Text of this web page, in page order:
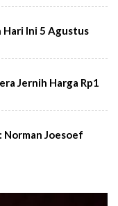
Ini 5 Agustus
Jernih Harga Rp1
Joesoef